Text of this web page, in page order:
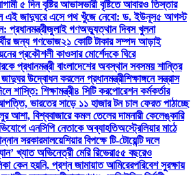
৫ দিন বৃষ্টির আভাসভারী বৃষ্টিতে আবারও তিস্তার
এই জাদুঘরে এসে পথ খুঁজে নেবো: ড. ইউনূস৫ আগস্ট
প্রধানমন্ত্রীজুলাই গণঅভ্যুত্থান দিবস খুলনা
জন্য গণভোজ২১ কোটি টাকার সম্পদ আড়াই
প্রকৌশলী কাওসার মোর্শেদকে ঘিরে
প্রধানমন্ত্রী বাংলাদেশের অবস্থান সবসময় শান্তির
উদ্বোধন করলেন প্রধানমন্ত্রীশিক্ষাঙ্গনে সন্ত্রাস
শাস্তি: শিক্ষামন্ত্রী৪ সিটি করপোরেশন কর্মকর্তার
ভারতের সাড়ে ১১ হাজার টন চাল ফেরত পাঠাচ্ছে
আশা, বিশ্ববাজারে কমল তেলের দামনারী কেলেঙ্কারি
এনসিপি নেতাকে অব্যাহতিঅস্ট্রেলিয়ার মাঠে
সরকারমালয়েশিয়ার বিপক্ষে টি-টোয়েন্টি দলে
খ্যাত অভিনেত্রী মেরি রিভেরা৫৫ বছরেও
কেন হয়নি, প্রশ্ন জামায়াত আমিরেরপরিবেশ সুরক্ষায়